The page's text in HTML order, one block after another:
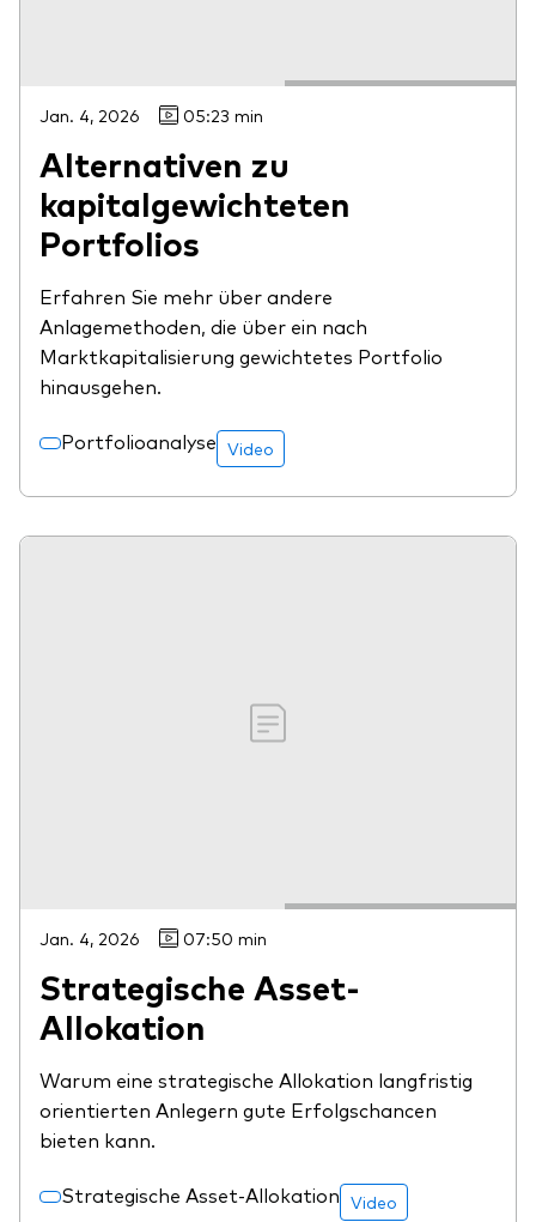
Jan. 4, 2026 05:23 min
Alternativen zu
kapitalgewichteten
Portfolios
Erfahren Sie mehr über andere
Anlagemethoden, die über ein nach
Marktkapitalisierung gewichtetes Portfolio
hinausgehen.
Portfolioanalyse Video
Jan. 4, 2026 07:50 min
Strategische Asset-
Allokation
Warum eine strategische Allokation langfristig
orientierten Anlegern gute Erfolgschancen
bieten kann.
Strategische Asset-Allokation Video